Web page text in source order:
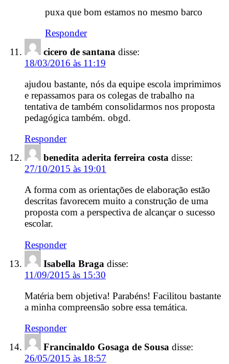
puxa que bom estamos no mesmo barco
Responder
cicero de santana disse:
18/03/2016 às 11:19
ajudou bastante, nós da equipe escola imprimimos
e repassamos para os colegas de trabalho na
tentativa de também consolidarmos nos proposta
pedagógica também. obgd.
Responder
benedita aderita ferreira costa disse:
27/10/2015 às 19:01
A forma com as orientações de elaboração estão
descritas favorecem muito a construção de uma
proposta com a perspectiva de alcançar o sucesso
escolar.
Responder
Isabella Braga disse:
11/09/2015 às 15:30
Matéria bem objetiva! Parabéns! Facilitou bastante
a minha compreensão sobre essa temática.
Responder
Francinaldo Gosaga de Sousa disse:
26/05/2015 às 18:57